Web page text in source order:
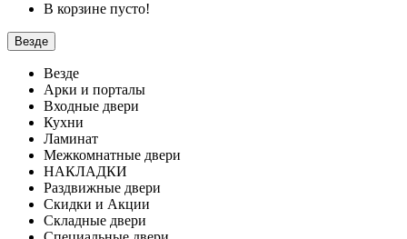
В корзине пусто!
Везде
Везде
Арки и порталы
Входные двери
Кухни
Ламинат
Межкомнатные двери
НАКЛАДКИ
Раздвижные двери
Скидки и Акции
Складные двери